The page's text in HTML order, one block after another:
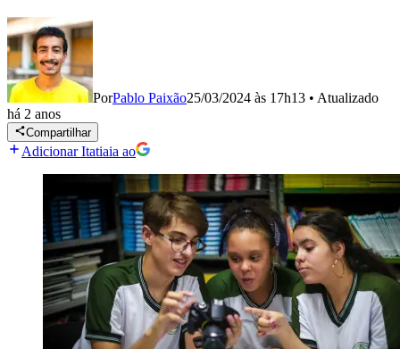
PorPablo Paixão25/03/2024 às 17h13 • Atualizado
há 2 anos
Compartilhar
Adicionar Itatiaia ao